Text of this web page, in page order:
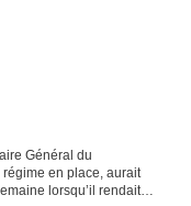
Général du
en place, aurait
lorsqu’il rendait